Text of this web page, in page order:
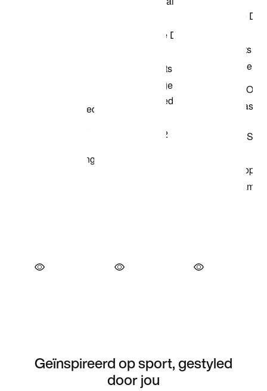
Geïnspireerd op sport, gestyled
door jou